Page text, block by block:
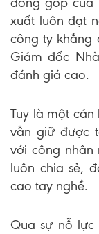
xuất luôn đạt
công ty khẳng
Giám đốc
đánh giá cao.
Tuy là một
vẫn giữ được
với công nhân
luôn chia sẻ,
cao tay nghề.
Qua sự nỗ